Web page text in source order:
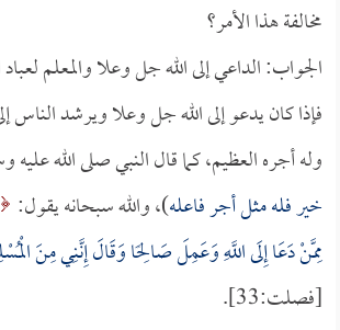
مخالفة هذا الأمر؟
الجواب: الداعي إلى الله جل وعلا والمعلم
فإذا كان يدعو إلى الله جل وعلا ويرشد الناس
وله أجره العظيم، كما قال النبي صلى الله
خير فله مثل أجر فاعله)، والله سبحانه يقول:
مِمَّنْ دَعَا إِلَى اللَّهِ وَعَمِلَ صَالِحًا وَقَالَ إِنَّنِي مِنَ
[فصلت:33].